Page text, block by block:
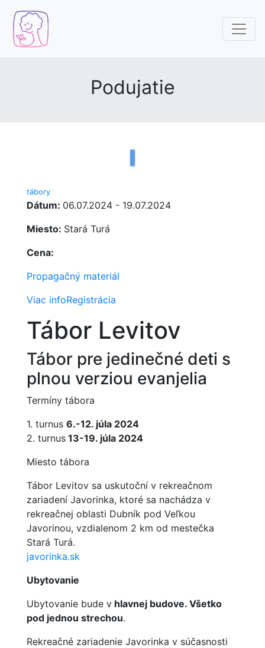
Podujatie
tábory
Dátum: 06.07.2024 - 19.07.2024
Miesto: Stará Turá
Cena:
Propagačný materiál
Viac infoRegistrácia
Tábor Levitov
Tábor pre jedinečné deti s
plnou verziou evanjelia
Termíny tábora
1. turnus 6.-12. júla 2024
2. turnus 13-19. júla 2024
Miesto tábora
Tábor Levitov sa uskutoční v rekreačnom
zariadení Javorinka, ktoré sa nachádza v
rekreačnej oblasti Dubník pod Veľkou
Javorinou, vzdialenom 2 km od mestečka
Stará Turá.
javorinka.sk
Ubytovanie
Ubytovanie bude v hlavnej budove. Všetko
pod jednou strechou.
Rekreačné zariadenie Javorinka v súčasnosti